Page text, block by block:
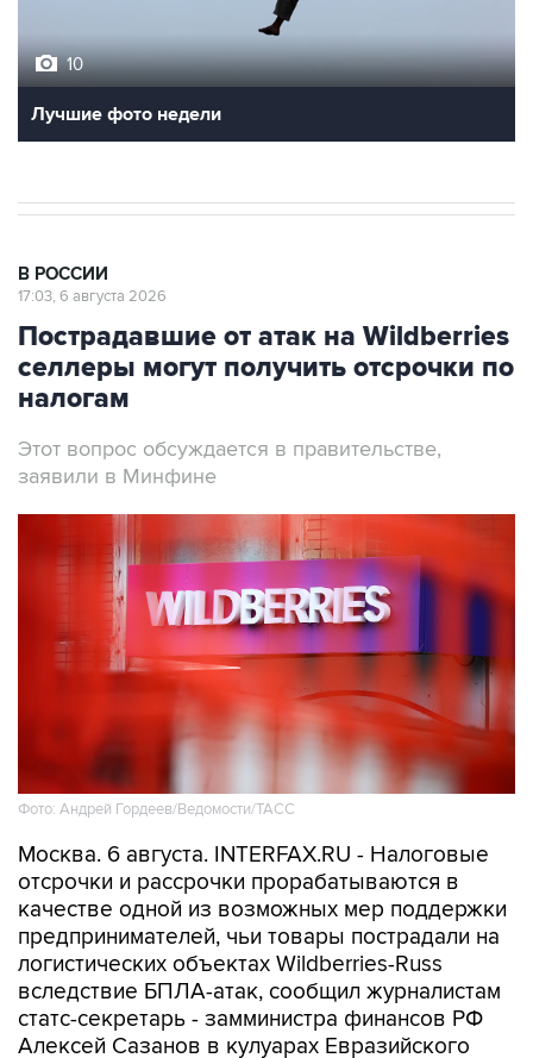
Лучшие фото недели
Пострадавшие от атак на Wildberries
селлеры могут получить отсрочки по
налогам
Этот вопрос обсуждается в правительстве,
Фото: Андрей Гордеев/Ведомости/ТАСС
Москва. 6 августа. INTERFAX.RU - Налоговые
качестве одной из возможных мер поддержки
предпринимателей, чьи товары пострадали на
логистических объектах Wildberries-Russ
вследствие БПЛА-атак, сообщил журналистам
статс-секретарь - замминистра финансов РФ
Алексей Сазанов в кулуарах Евразийского
межправсовета (ЕМПС).